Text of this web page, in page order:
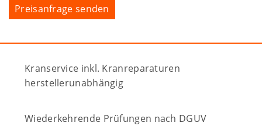
Kranservice inkl. Kranreparaturen
herstellerunabhängig
Wiederkehrende Prüfungen nach DGUV